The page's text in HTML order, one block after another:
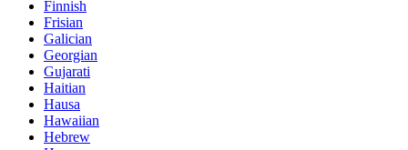
Finnish
Frisian
Galician
Georgian
Gujarati
Haitian
Hausa
Hawaiian
Hebrew